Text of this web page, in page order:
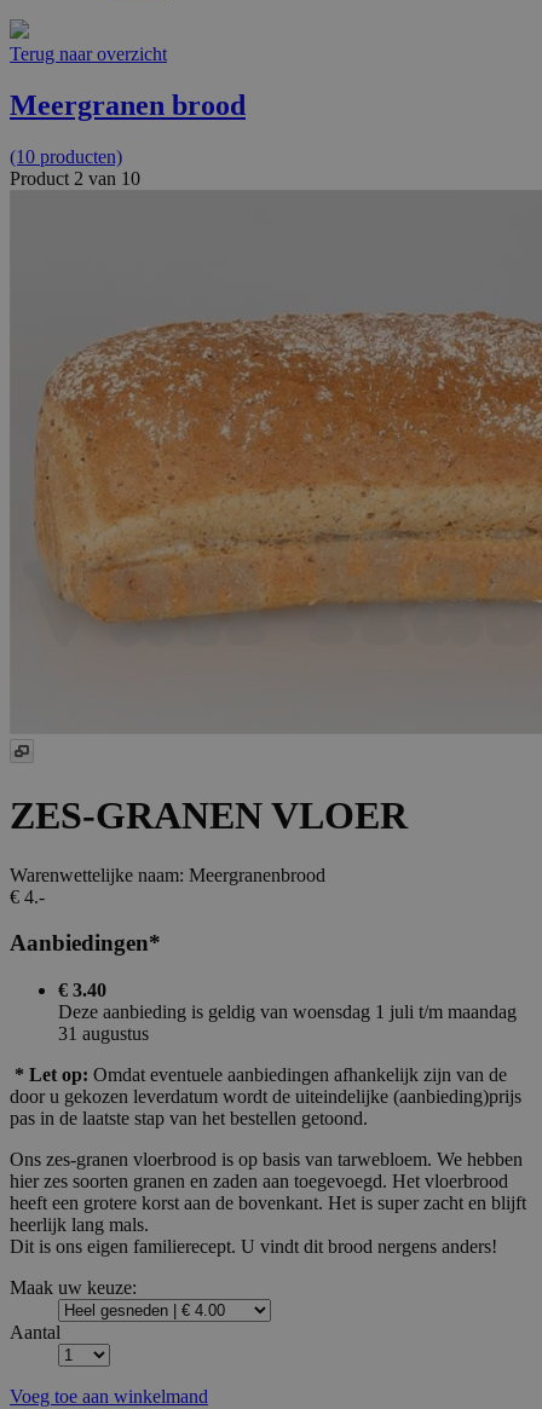
Terug naar overzicht
Meergranen brood
(10 producten)
Product 2 van 10
ZES-GRANEN VLOER
Warenwettelijke naam: Meergranenbrood
€ 4.-
Aanbiedingen*
€ 3.40
Deze aanbieding is geldig van woensdag 1 juli t/m maandag
31 augustus
* Let op: Omdat eventuele aanbiedingen afhankelijk zijn van de
door u gekozen leverdatum wordt de uiteindelijke (aanbieding)prijs
pas in de laatste stap van het bestellen getoond.
Ons zes-granen vloerbrood is op basis van tarwebloem. We hebben
hier zes soorten granen en zaden aan toegevoegd. Het vloerbrood
heeft een grotere korst aan de bovenkant. Het is super zacht en blijft
heerlijk lang mals.
Dit is ons eigen familierecept. U vindt dit brood nergens anders!
Maak uw keuze:
Aantal
Voeg toe aan winkelmand